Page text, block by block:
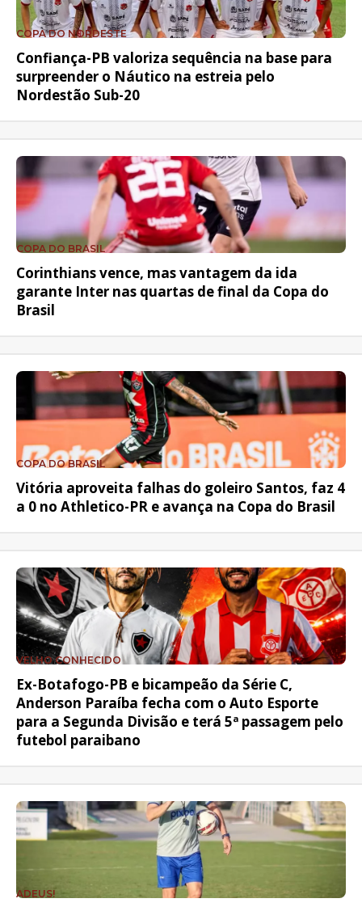
COPA DO NORDESTE
Confiança-PB valoriza sequência na base para
surpreender o Náutico na estreia pelo
Nordestão Sub-20
COPA DO BRASIL
Corinthians vence, mas vantagem da ida
garante Inter nas quartas de final da Copa do
Brasil
COPA DO BRASIL
Vitória aproveita falhas do goleiro Santos, faz 4
a 0 no Athletico-PR e avança na Copa do Brasil
VELHO CONHECIDO
Ex-Botafogo-PB e bicampeão da Série C,
Anderson Paraíba fecha com o Auto Esporte
para a Segunda Divisão e terá 5ª passagem pelo
futebol paraibano
ADEUS!